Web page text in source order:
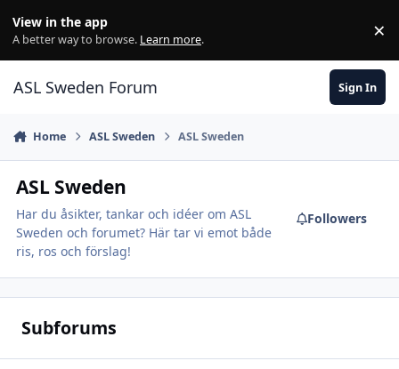
View in the app
A better way to browse. Learn more. ×
ASL Sweden Forum Sign In
Home ASL Sweden ASL Sweden
ASL Sweden
Har du åsikter, tankar och idéer om ASL
Sweden och forumet? Här tar vi emot både
ris, ros och förslag!
Followers
Subforums